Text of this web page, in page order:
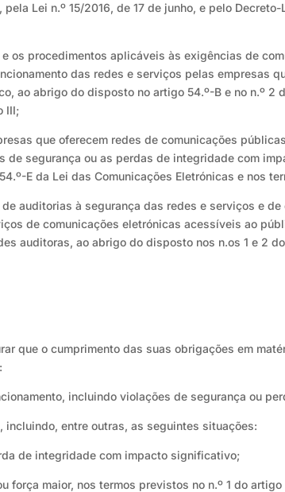
Lei n.º 15/2016, de 17 de junho, e pelo
os procedimentos aplicáveis às exigências de
das redes e serviços pelas empresas
ao abrigo do disposto no artigo 54.º-B e no n.º 2
III;
que oferecem redes de comunicações
de segurança ou as perdas de integridade com
E da Lei das Comunicações Eletrónicas e nos
auditorias à segurança das redes e serviços e
de comunicações eletrónicas acessíveis ao
auditoras, ao abrigo do disposto nos n.os 1 e 2
que o cumprimento das suas obrigações em
incluindo violações de segurança ou
entre outras, as seguintes situações:
de integridade com impacto significativo;
força maior, nos termos previstos no n.º 1 do